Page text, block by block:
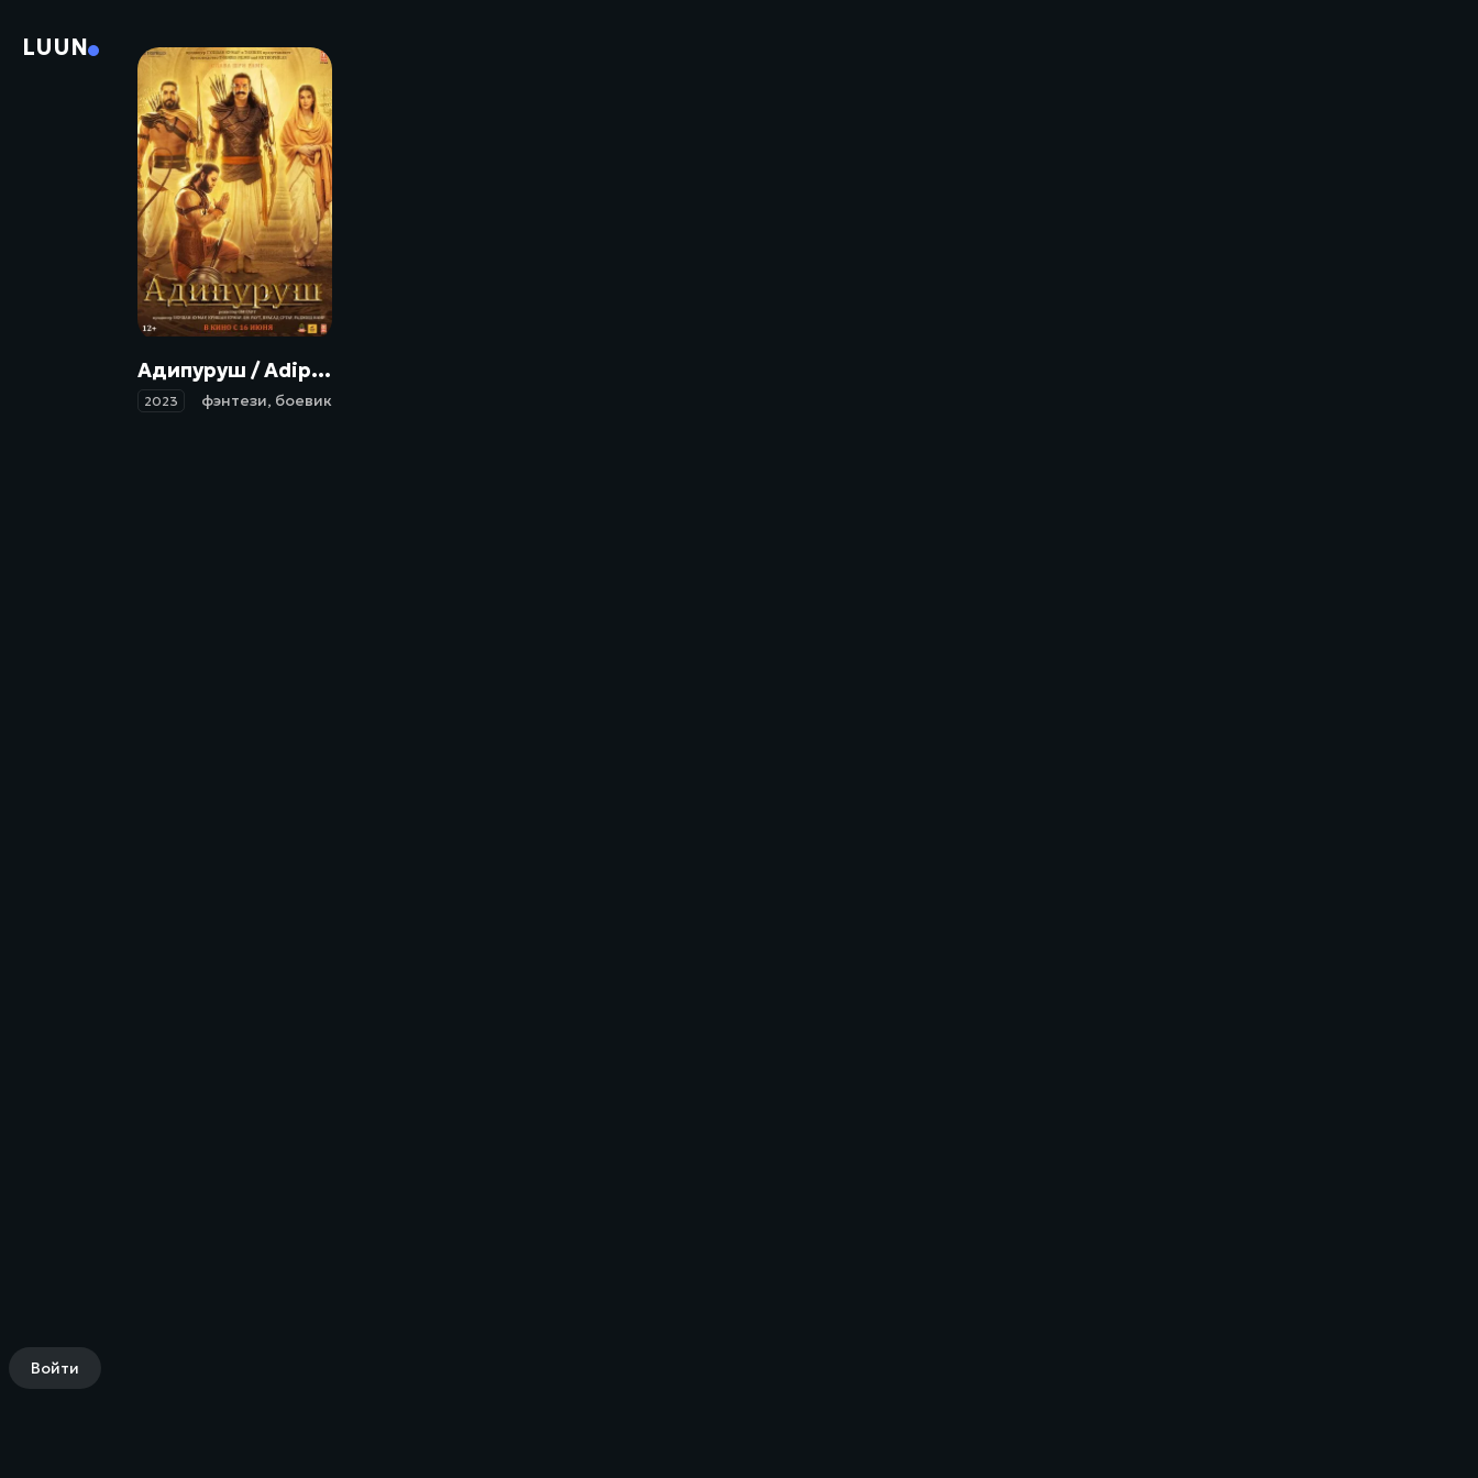
LUUN
Войти
Адипуруш / Adipurush (2023)
2023 фэнтези, боевик